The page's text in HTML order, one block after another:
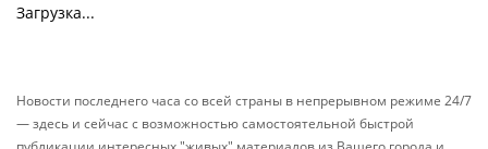
Загрузка...
Новости последнего часа со всей страны в непрерывном режиме 24/7
— здесь и сейчас с возможностью самостоятельной быстрой